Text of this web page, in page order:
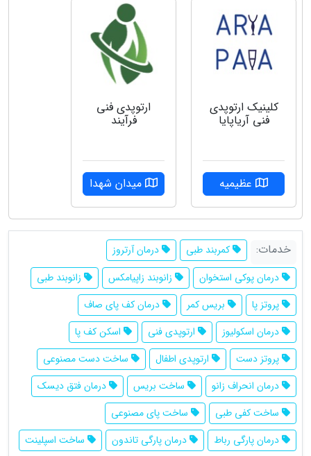
کلینیک ارتوپدی
فنی آریاپایا
عظیمیه
ارتوپدی فنی
فرآیند
میدان شهدا
خدمات: کمربند طبی
درمان آرتروز
درمان پوکی استخوان
زانوبند زاپیامکس
زانوبند طبی
پروتز پا
بریس کمر
درمان کف پای صاف
درمان اسکولیوز
ارتوپدی فنی
اسکن کف پا
پروتز دست
ارتوپدی اطفال
ساخت دست مصنوعی
درمان انحراف زانو
ساخت بریس
درمان فتق دیسک
ساخت کفی طبی
ساخت پای مصنوعی
درمان پارگی رباط
درمان پارگی تاندون ساخت اسپلینت